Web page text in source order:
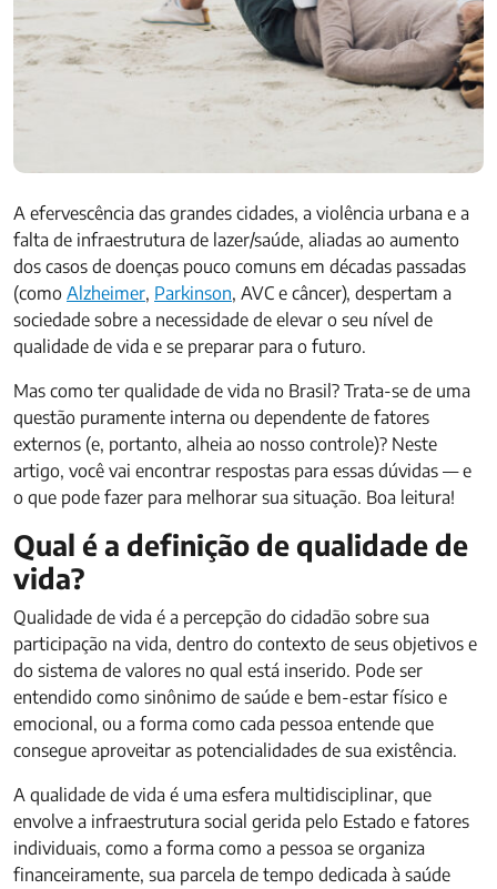
A efervescência das grandes cidades, a violência urbana e a
falta de infraestrutura de lazer/saúde, aliadas ao aumento
dos casos de doenças pouco comuns em décadas passadas
(como Alzheimer, Parkinson, AVC e câncer), despertam a
sociedade sobre a necessidade de elevar o seu nível de
qualidade de vida e se preparar para o futuro.
Mas como ter qualidade de vida no Brasil? Trata-se de uma
questão puramente interna ou dependente de fatores
externos (e, portanto, alheia ao nosso controle)? Neste
artigo, você vai encontrar respostas para essas dúvidas — e
o que pode fazer para melhorar sua situação. Boa leitura!
Qual é a definição de qualidade de
vida?
Qualidade de vida é a percepção do cidadão sobre sua
participação na vida, dentro do contexto de seus objetivos e
do sistema de valores no qual está inserido. Pode ser
entendido como sinônimo de saúde e bem-estar físico e
emocional, ou a forma como cada pessoa entende que
consegue aproveitar as potencialidades de sua existência.
A qualidade de vida é uma esfera multidisciplinar, que
envolve a infraestrutura social gerida pelo Estado e fatores
individuais, como a forma como a pessoa se organiza
financeiramente, sua parcela de tempo dedicada à saúde